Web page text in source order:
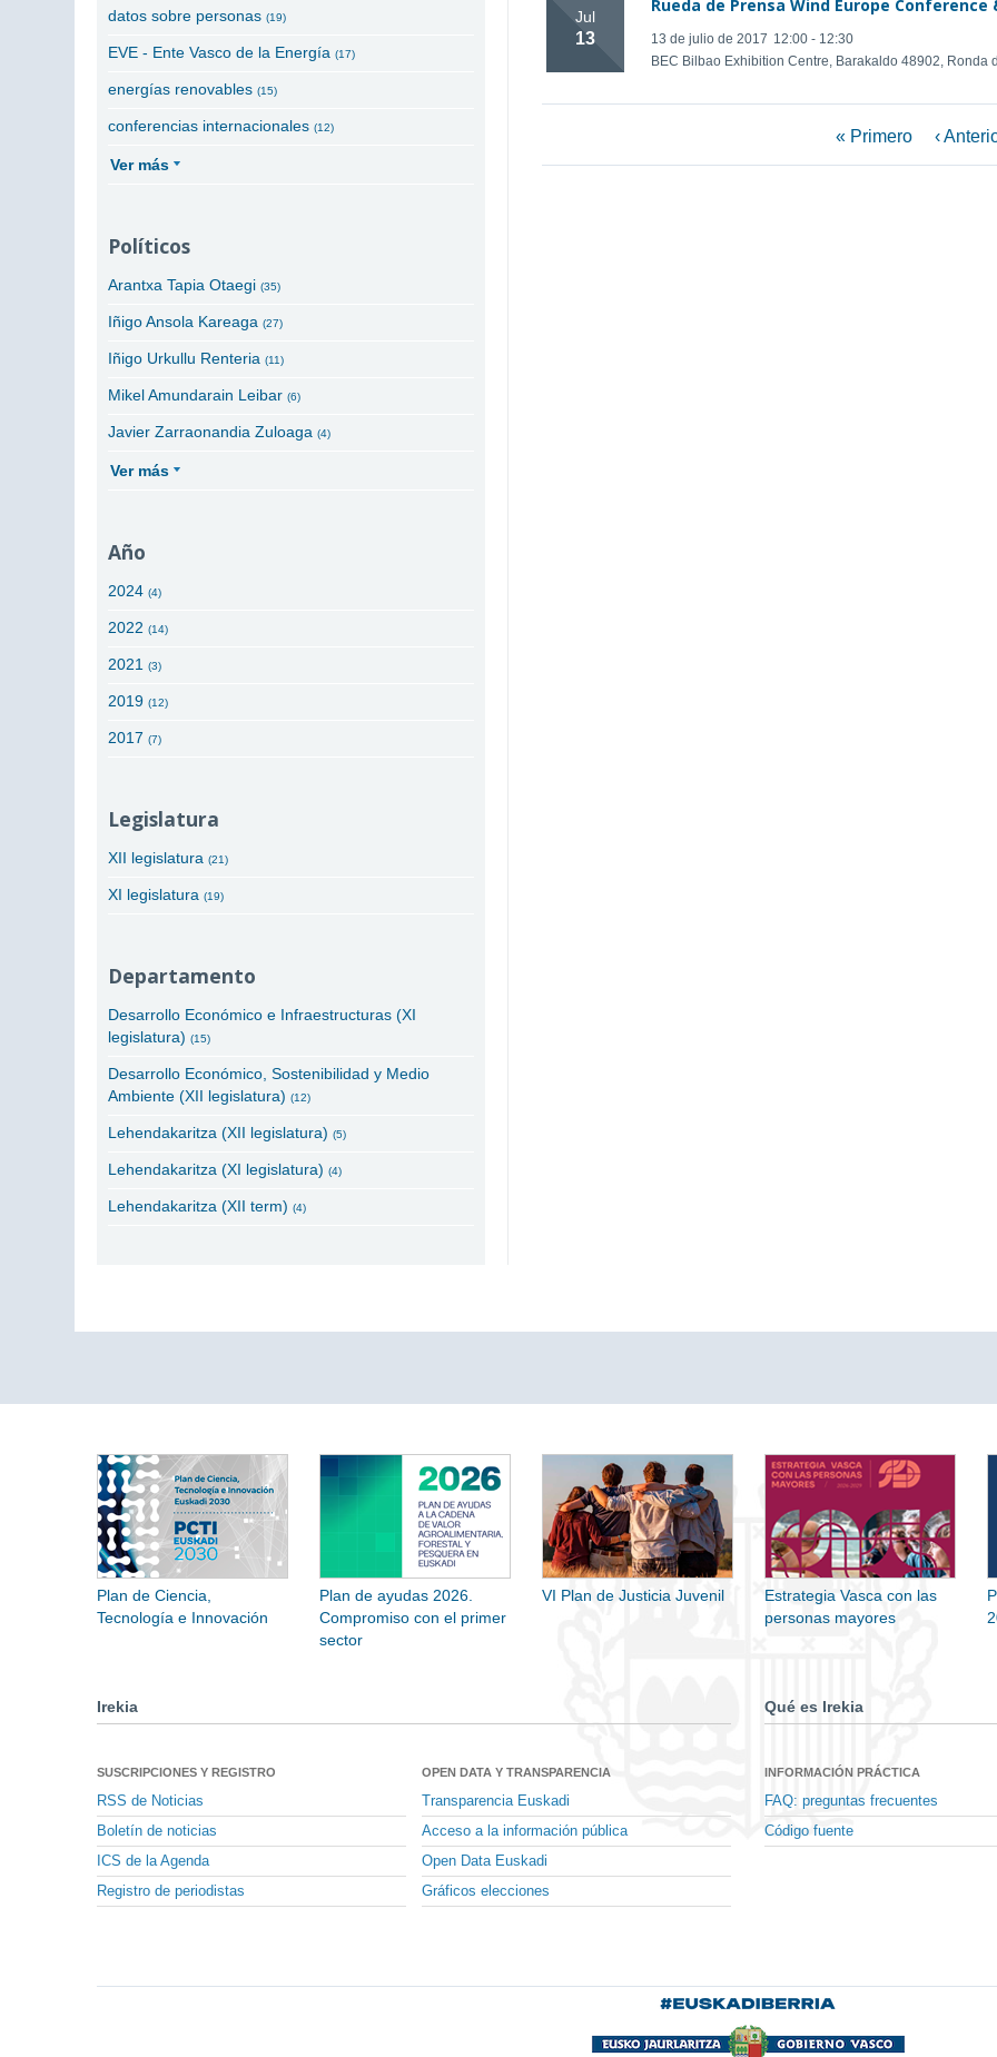
datos sobre personas(19)
EVE - Ente Vasco de la Energía(17)
energías renovables(15)
conferencias internacionales(12)
Ver más
Políticos
Arantxa Tapia Otaegi(35)
Iñigo Ansola Kareaga(27)
Iñigo Urkullu Renteria(11)
Mikel Amundarain Leibar(6)
Javier Zarraonandia Zuloaga(4)
Ver más
Año
2024(4)
2022(14)
2021(3)
2019(12)
2017(7)
Legislatura
XII legislatura(21)
XI legislatura(19)
Departamento
Desarrollo Económico e Infraestructuras (XI
legislatura)(15)
Desarrollo Económico, Sostenibilidad y Medio
Ambiente (XII legislatura)(12)
Lehendakaritza (XII legislatura)(5)
Lehendakaritza (XI legislatura)(4)
Lehendakaritza (XII term)(4)
Jul
13
Rueda de Prensa Wind Europe Conference
13 de julio de 2017 12:00 - 12:30
BEC Bilbao Exhibition Centre, Barakaldo 48902, Ronda
« Primero ‹
Plan de Ciencia,
Tecnología e Innovación
Plan de ayudas 2026.
Compromiso con el primer
sector
VI Plan de Justicia Juvenil
Estrategia Vasca con las
personas mayores
Irekia
SUSCRIPCIONES Y REGISTRO
RSS de Noticias
Boletín de noticias
ICS de la Agenda
Registro de periodistas
OPEN DATA Y TRANSPARENCIA
Transparencia Euskadi
Acceso a la información pública
Open Data Euskadi
Gráficos elecciones
Qué es Irekia
INFORMACIÓN PRÁCTICA
FAQ: preguntas frecuentes
Código fuente